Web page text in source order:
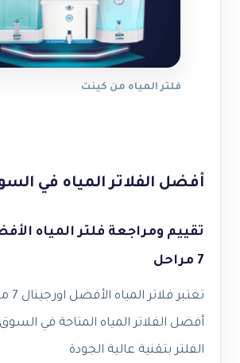
فلتر المياه من كينت
أفضل الفلاتر المياه في
تقييم ومراجعة فلتر المياه
7 مراحل
أفضل الفلاتر المياه المتاحة في
الفلتر بتقنية عالية الجودة